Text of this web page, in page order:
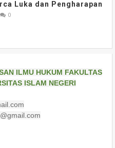
Luka dan Pengharapan
0
ILMU HUKUM FAKULTAS
ISLAM NEGERI